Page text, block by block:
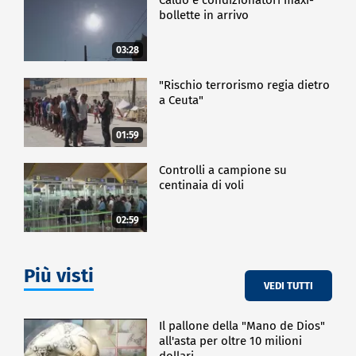
03:28
bollette in arrivo
01:59
"Rischio terrorismo regia dietro
a Ceuta"
02:59
Controlli a campione su
centinaia di voli
Più visti VEDI TUTTI
Il pallone della "Mano de Dios"
all'asta per oltre 10 milioni